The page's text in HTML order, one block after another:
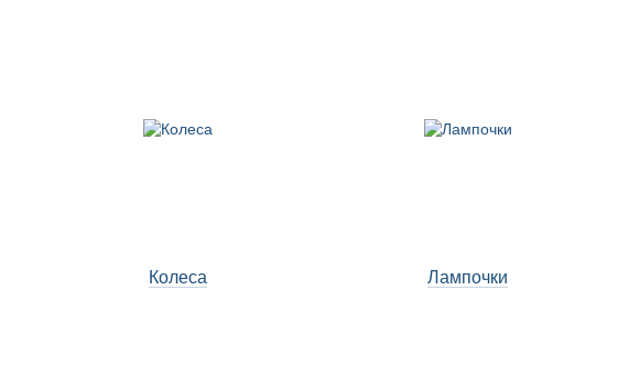
Колеса Лампочки